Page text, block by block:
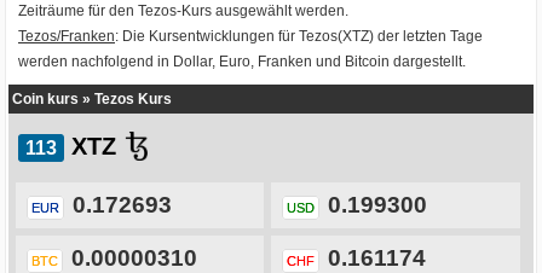
Zeiträume für den Tezos-Kurs ausgewählt werden.
Tezos/Franken: Die Kursentwicklungen für Tezos(XTZ) der letzten Tage
werden nachfolgend in Dollar, Euro, Franken und Bitcoin dargestellt.
Coin kurs » Tezos Kurs
XTZ
EUR 0.172693 USD 0.199300
BTC 0.00000310 CHF 0.161174